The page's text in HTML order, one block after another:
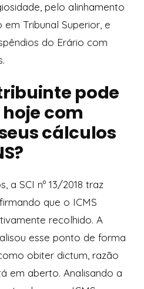
pelo alinhamento
Tribunal Superior, e
do Erário com
pode
com
cálculos
a SCI nº 13/2018 traz
que o ICMS
recolhido. A
esse ponto de forma
obiter dictum, razão
em aberto. Analisando a